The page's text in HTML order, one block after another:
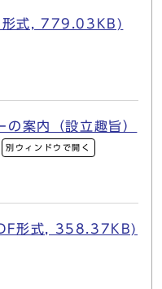
形式, 779.03KB)
の案内（設立趣旨）
別ウィンドウで開く
形式, 358.37KB)